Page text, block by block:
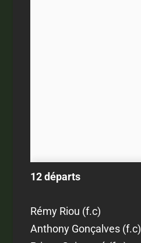
12 départs
Rémy Riou (f.c)
Anthony Gonçalves (f.c)